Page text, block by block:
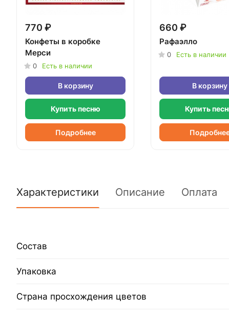
770 ₽
Конфеты в коробке
Мерси
0 Есть в наличии
В корзину
Купить песню
Подробнее
660 ₽
Рафаэлло
0 Есть в наличии
В корзину
Купить
Характеристики Описание Оплата
Состав
Упаковка
Страна просхождения цветов